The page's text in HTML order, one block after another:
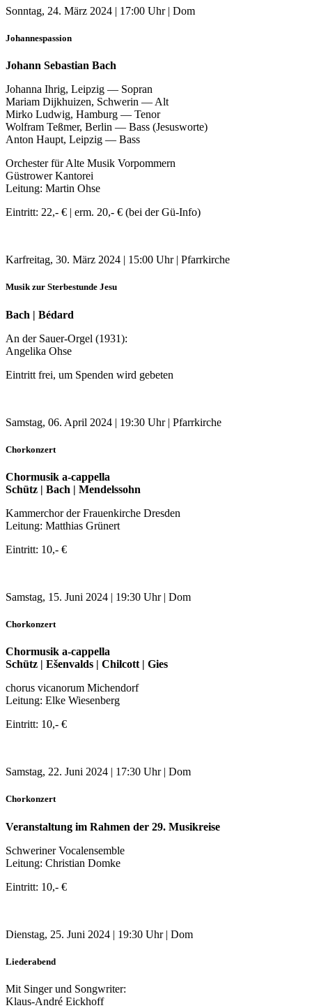
Sonntag, 24. März 2024 | 17:00 Uhr | Dom
Johannespassion
Johann Sebastian Bach
Johanna Ihrig, Leipzig — Sopran
Mariam Dijkhuizen, Schwerin — Alt
Mirko Ludwig, Hamburg — Tenor
Wolfram Teßmer, Berlin — Bass (Jesusworte)
Anton Haupt, Leipzig — Bass
Orchester für Alte Musik Vorpommern
Güstrower Kantorei
Leitung: Martin Ohse
Eintritt: 22,- € | erm. 20,- € (bei der Gü-Info)
Karfreitag, 30. März 2024 | 15:00 Uhr | Pfarrkirche
Musik zur Sterbestunde Jesu
Bach | Bédard
An der Sauer-Orgel (1931):
Angelika Ohse
Eintritt frei, um Spenden wird gebeten
Samstag, 06. April 2024 | 19:30 Uhr | Pfarrkirche
Chorkonzert
Chormusik a-cappella
Schütz | Bach | Mendelssohn
Kammerchor der Frauenkirche Dresden
Leitung: Matthias Grünert
Eintritt: 10,- €
Samstag, 15. Juni 2024 | 19:30 Uhr | Dom
Chorkonzert
Chormusik a-cappella
Schütz | Ešenvalds | Chilcott | Gies
chorus vicanorum Michendorf
Leitung: Elke Wiesenberg
Eintritt: 10,- €
Samstag, 22. Juni 2024 | 17:30 Uhr | Dom
Chorkonzert
Veranstaltung im Rahmen der 29. Musikreise
Schweriner Vocalensemble
Leitung: Christian Domke
Eintritt: 10,- €
Dienstag, 25. Juni 2024 | 19:30 Uhr | Dom
Liederabend
Mit Singer und Songwriter:
Klaus-André Eickhoff